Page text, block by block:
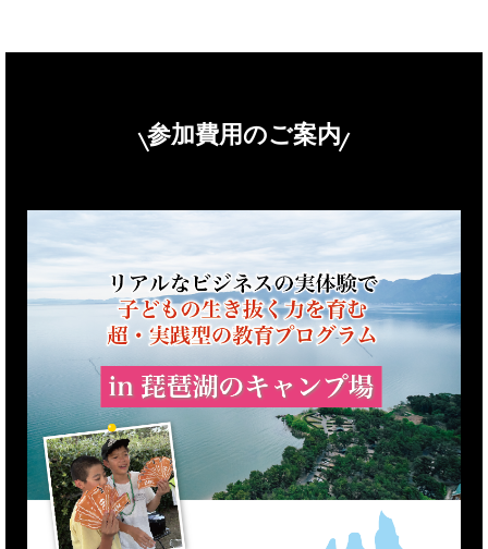
参加費用のご案内